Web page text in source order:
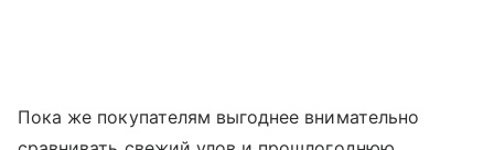
Пока же покупателям выгоднее внимательно